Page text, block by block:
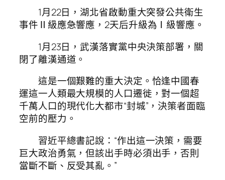
1月22日，湖北省啟動重大突發公共衛生
事件Ⅱ級應急響應，2天后升級為Ⅰ級響應。
1月23日，武漢落實黨中央決策部署，關
閉了離漢通道。
這是一個艱難的重大決定。恰逢中國春
運這一人類最大規模的人口遷徙，對一個超
千萬人口的現代化大都市“封城”，決策者面臨
空前的壓力。
習近平總書記說：“作出這一決策，需要
巨大政治勇氣，但該出手時必須出手，否則
當斷不斷、反受其亂。”